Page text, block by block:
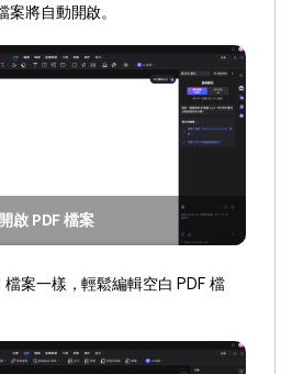
將自動開啟。
開啟 PDF 檔案
案一樣，輕鬆編輯空白 PDF 檔